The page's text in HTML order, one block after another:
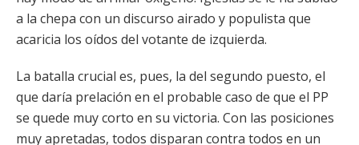
a la chepa con un discurso airado y populista que
acaricia los oídos del votante de izquierda.
La batalla crucial es, pues, la del segundo puesto, el
que daría prelación en el probable caso de que el PP
se quede muy corto en su victoria. Con las posiciones
muy apretadas, todos disparan contra todos en un